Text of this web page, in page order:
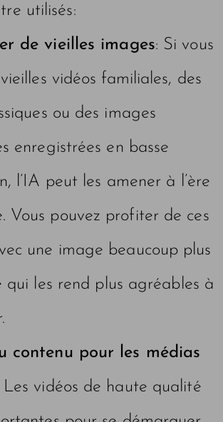
utilisés:
de vieilles images: Si vous
vidéos familiales, des
ou des images
enregistrées en basse
l’IA peut les amener à l’ère
Vous pouvez profiter de ces
une image beaucoup plus
qui les rend plus agréables à
contenu pour les médias
Les vidéos de haute qualité